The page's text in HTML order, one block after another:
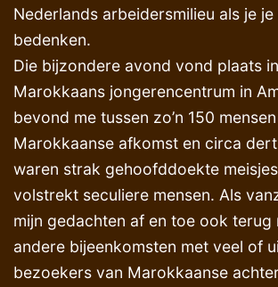
Nederlands arbeidersmilieu als je
bedenken.
Die bijzondere avond vond plaats
Marokkaans jongerencentrum in
bevond me tussen zo’n 150
Marokkaanse afkomst en circa
waren strak gehoofddoekte
volstrekt seculiere mensen. Als
mijn gedachten af en toe ook terug
andere bijeenkomsten met veel of
bezoekers van Marokkaanse